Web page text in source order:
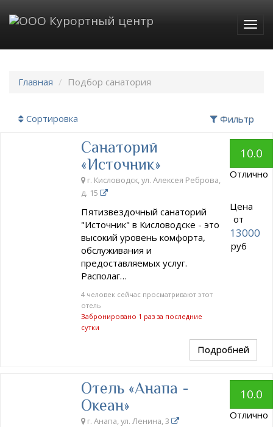
Главная Подбор санатория
Сортировка Фильтр
Санаторий
«Источник»
г. Кисловодск, ул. Алексея Реброва,
д. 15
Пятизвездочный санаторий
"Источник" в Кисловодске - это
высокий уровень комфорта,
обслуживания и
предоставляемых услуг.
Располаг…
4 человек сейчас просматривают этот
отель
Забронировано 1 раз за последние
сутки
10.0
Отлично
Цена
от
13000
руб
Подробней
Отель «Анапа -
Океан»
г. Анапа, ул. Ленина, 3
10.0
Отлично